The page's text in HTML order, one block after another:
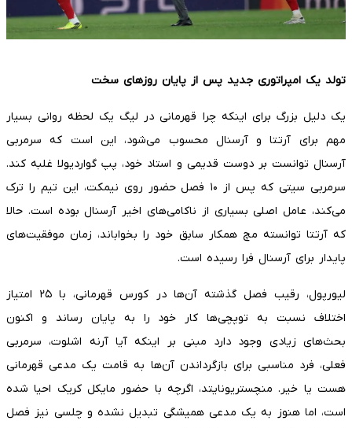
تولد یک امپراتوری جدید پس از پایان روزهای سخت
یک دلیل بزرگ برای اینکه چرا قهرمانی در لیگ یک لحظه روانی بسیار
مهم برای آرتتا و آرسنال محسوب می‌شود، این است که سرمربی
آرسنال توانست بر دوست قدیمی و استاد خود، پپ گواردیولا غلبه کند.
سرمربی سیتی که پس از ۱۰ فصل حضور روی نیمکت، این تیم را ترک
می‌کند، عامل اصلی بسیاری از ناکامی‌های اخیر آرسنال بوده است. حالا
که آرتتا توانسته مچ همکار سابق خود را بخواباند، زمان موفقیت‌های
پایدار برای آرسنال فرا رسیده است.
لیورپول، رقیب فصل گذشته آن‌ها در کورس قهرمانی، با ۲۵ امتیاز
اختلاف نسبت به توپچی‌ها کار خود را به پایان رساند و اکنون
بحث‌های زیادی وجود دارد مبنی بر اینکه آیا آرنه اشلوت، سرمربی
فعلی، فرد مناسبی برای بازگرداندن آن‌ها به قامت یک مدعی قهرمانی
هست یا خیر. منچستریونایتد، اگرچه با حضور مایکل کریک احیا شده
است، اما هنوز به یک مدعی همیشگی تبدیل نشده و چلسی نیز فصل